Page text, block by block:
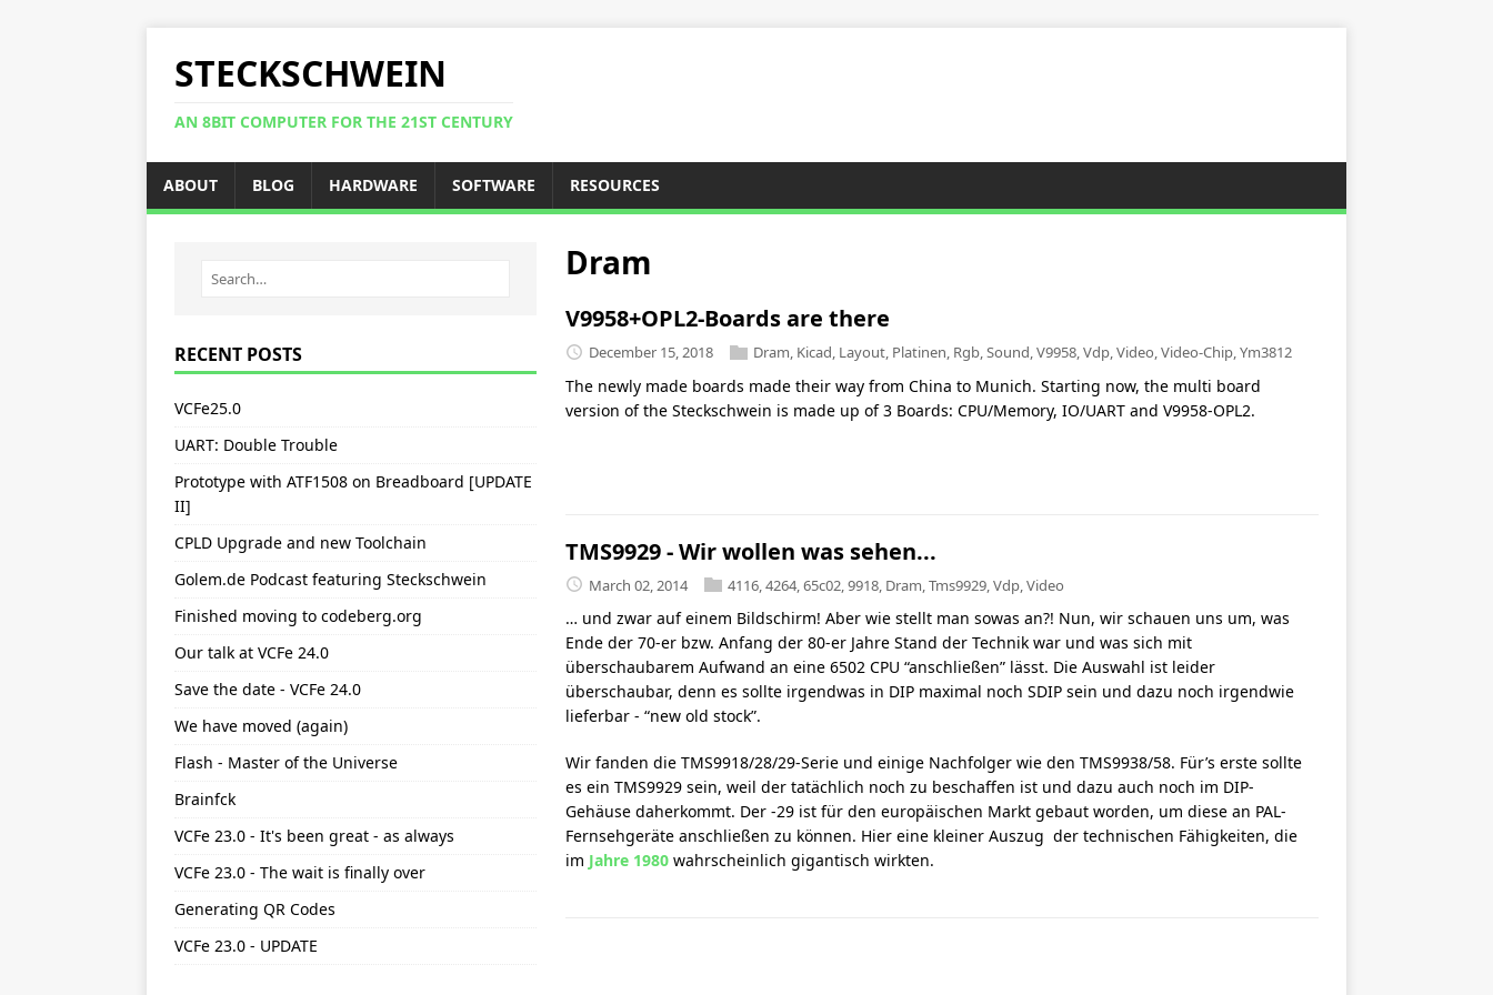
STECKSCHWEIN
AN 8BIT COMPUTER FOR THE 21ST CENTURY
ABOUT BLOG HARDWARE SOFTWARE RESOURCES
Dram
V9958+OPL2-Boards are there
December 15, 2018 Dram Kicad Layout, Platinen Rgb, Sound V9958, Vdp, Video Video-Chip, Ym3812
The newly made boards made their way from China to Munich. Starting now, the multi board
version of the Steckschwein is made up of 3 Boards: CPU/Memory, IO/UART and V9958-OPL2.
TMS9929 - Wir wollen was sehen...
March 02, 2014 4116, 4264, 65c02, 9918, Dram Tms9929, Vdp, Video
… und zwar auf einem Bildschirm! Aber wie stellt man sowas an?! Nun, wir schauen uns um, was
Ende der 70-er bzw. Anfang der 80-er Jahre Stand der Technik war und was sich mit
überschaubarem Aufwand an eine 6502 CPU “anschließen” lässt. Die Auswahl ist leider
überschaubar, denn es sollte irgendwas in DIP maximal noch SDIP sein und dazu noch irgendwie
lieferbar - “new old stock”.
Wir fanden die TMS9918/28/29-Serie und einige Nachfolger wie den TMS9938/58. Für’s erste sollte
es ein TMS9929 sein, weil der tatächlich noch zu beschaffen ist und dazu auch noch im DIP-
Gehäuse daherkommt. Der -29 ist für den europäischen Markt gebaut worden, um diese an PAL-
Fernsehgeräte anschließen zu können. Hier eine kleiner Auszug der technischen Fähigkeiten, die
im Jahre 1980wahrscheinlich gigantisch wirkten.
RECENT POSTS
VCFe25.0
UART: Double Trouble
Prototype with ATF1508 on Breadboard [UPDATE
II]
CPLD Upgrade and new Toolchain
Golem.de Podcast featuring Steckschwein
Finished moving to codeberg.org
Our talk at VCFe 24.0
Save the date - VCFe 24.0
We have moved (again)
Flash - Master of the Universe
Brainfck
VCFe 23.0 - It's been great - as always
VCFe 23.0 - The wait is finally over
Generating QR Codes
VCFe 23.0 - UPDATE